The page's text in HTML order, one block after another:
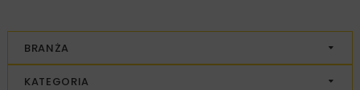
BRANŻA
KATEGORIA